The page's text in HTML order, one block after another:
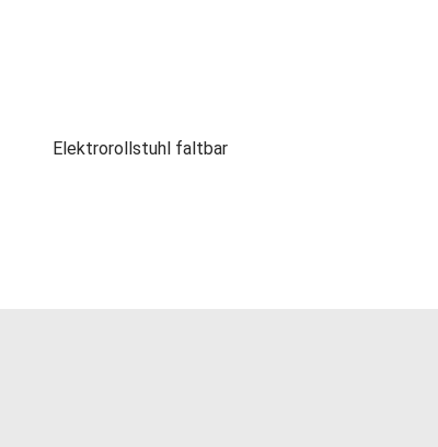
Elektrorollstuhl faltbar